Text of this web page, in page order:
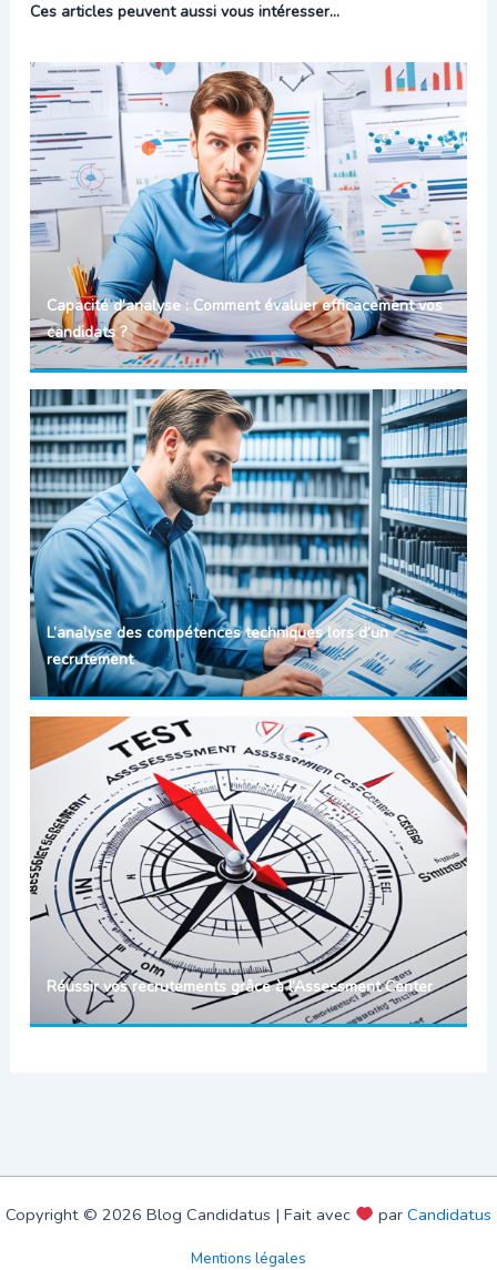
Ces articles peuvent aussi vous intéresser...
Capacité d’analyse : Comment évaluer efficacement vos
candidats ?
L’analyse des compétences techniques lors d’un
recrutement
Réussir vos recrutements grâce à l’Assessment Center
Copyright © 2026 Blog Candidatus | Fait avec par Candidatus
Mentions légales